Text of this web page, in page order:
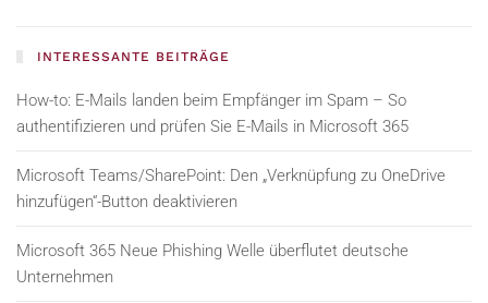
INTERESSANTE BEITRÄGE
How-to: E-Mails landen beim Empfänger im Spam – So
authentifizieren und prüfen Sie E-Mails in Microsoft 365
Microsoft Teams/SharePoint: Den „Verknüpfung zu OneDrive
hinzufügen“-Button deaktivieren
Microsoft 365 Neue Phishing Welle überflutet deutsche
Unternehmen